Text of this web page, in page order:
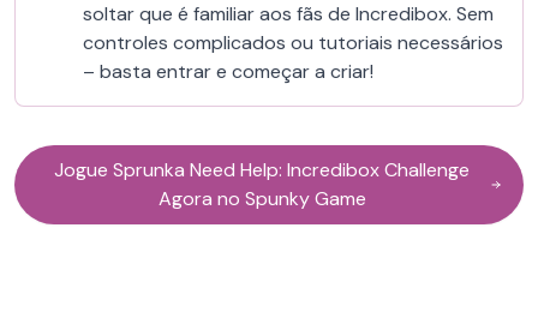
soltar que é familiar aos fãs de Incredibox. Sem
controles complicados ou tutoriais necessários
– basta entrar e começar a criar!
Jogue Sprunka Need Help: Incredibox Challenge
Agora no Spunky Game